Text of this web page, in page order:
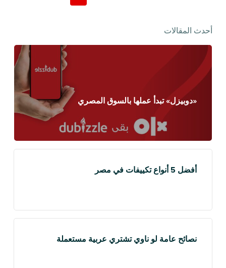
أحدث المقالات
«دوبيزل» تبدأ عملها بالسوق المصري
أفضل 5 أنواع تكييفات في مصر
نصائح عامة لو ناوي تشتري عربية مستعملة